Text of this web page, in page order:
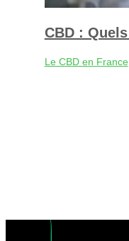
CBD :
Le CBD en France